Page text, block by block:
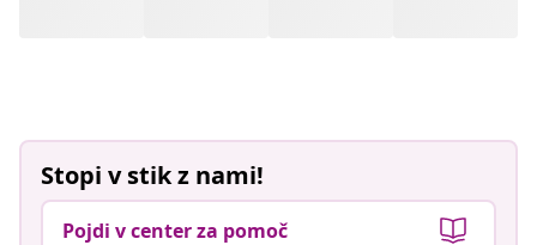
Stopi v stik z nami!
Pojdi v center za pomoč